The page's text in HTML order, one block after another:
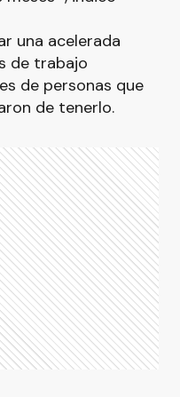
una acelerada
de trabajo
de personas que
de tenerlo.